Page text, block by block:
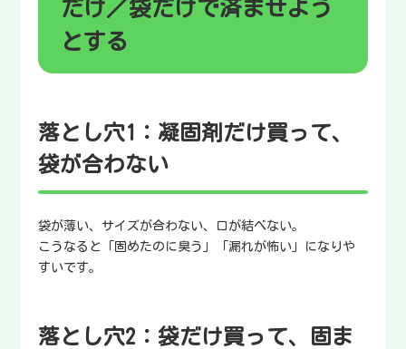
だけ／袋だけで済ませよう
とする
落とし穴1：凝固剤だけ買って、
袋が合わない
袋が薄い、サイズが合わない、口が結べない。
こうなると「固めたのに臭う」「漏れが怖い」になりや
すいです。
落とし穴2：袋だけ買って、固ま